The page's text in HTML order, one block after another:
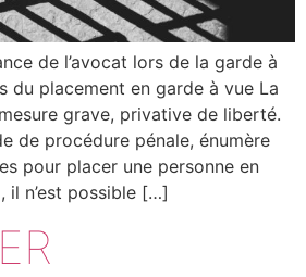
de l’avocat lors de la garde à
du placement en garde à vue La
grave, privative de liberté.
de procédure pénale, énumère
pour placer une personne en
il n’est possible […]